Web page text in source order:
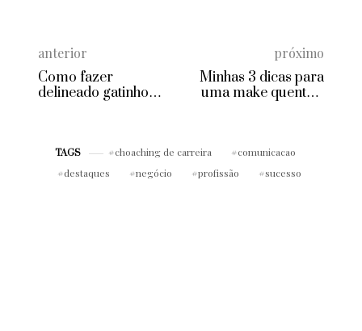
anterior
Como fazer
delineado gatinho
próximo
Minhas 3 dicas para
uma make quente e
TAGS choaching de carreira
comunicacao
destaques
negócio profissão sucesso